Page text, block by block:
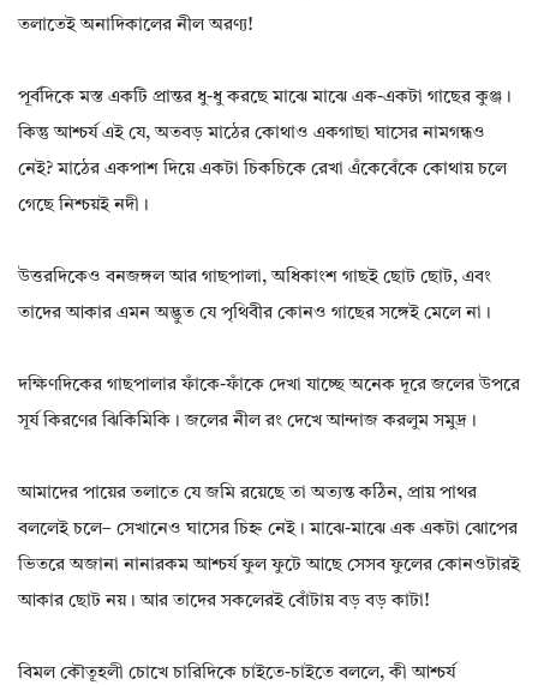
তলাতেই অনাদিকালের নীল অরণ্য!
পূর্বদিকে মস্ত একটি প্রান্তর ধু-ধু করছে মাঝে মাঝে এক-একটা গাছের কুঞ্জ।
কিন্তু আশ্চর্য এই যে, অতবড় মাঠের কোথাও একগাছা ঘাসের নামগন্ধও
নেই? মাঠের একপাশ দিয়ে একটা চিকচিকে রেখা এঁকেবেঁকে কোথায় চলে
গেছে নিশ্চয়ই নদী।
উত্তরদিকেও বনজঙ্গল আর গাছপালা, অধিকাংশ গাছই ছোট ছোট, এবং
তাদের আকার এমন অদ্ভুত যে পৃথিবীর কোনও গাছের সঙ্গেই মেলে না।
দক্ষিণদিকের গাছপালার ফাঁকে-ফাঁকে দেখা যাচ্ছে অনেক দূরে জলের উপরে
সূর্য কিরণের ঝিকিমিকি। জলের নীল রং দেখে আন্দাজ করলুম সমুদ্র।
আমাদের পায়ের তলাতে যে জমি রয়েছে তা অত্যন্ত কঠিন, প্রায় পাথর
বললেই চলে– সেখানেও ঘাসের চিহ্ন নেই। মাঝে-মাঝে এক একটা ঝোপের
ভিতরে অজানা নানারকম আশ্চর্য ফুল ফুটে আছে সেসব ফুলের কোনওটারই
আকার ছোট নয়। আর তাদের সকলেরই বোঁটায় বড় বড় কাটা!
বিমল কৌতূহলী চোখে চারিদিকে চাইতে-চাইতে বললে, কী আশ্চর্য